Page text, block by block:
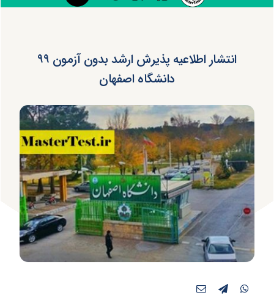
انتشار اطلاعیه پذیرش ارشد بدون آزمون ۹۹
دانشگاه اصفهان